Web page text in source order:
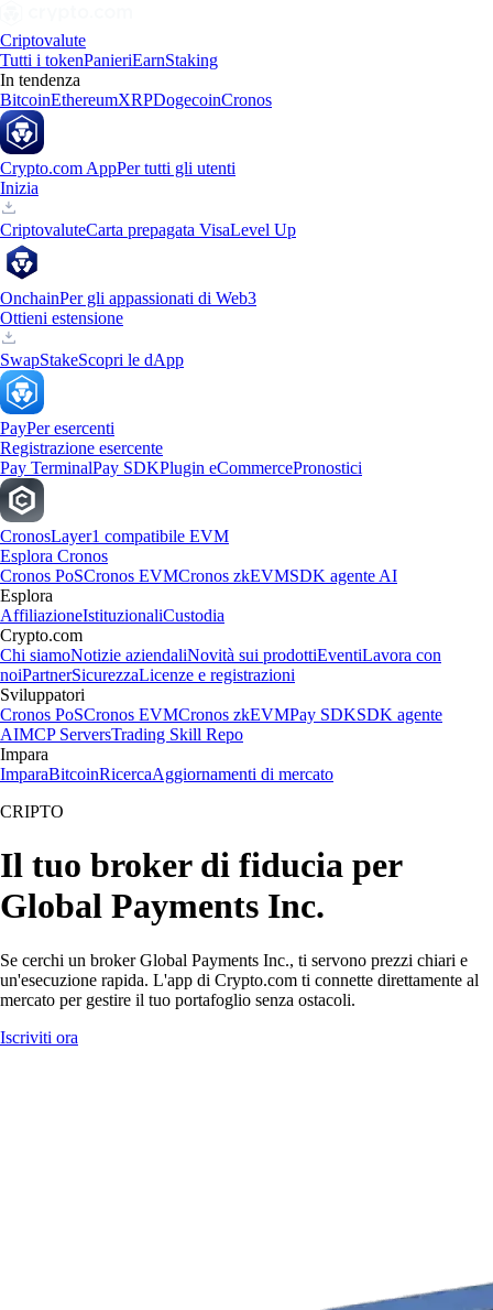
Criptovalute
Tutti i tokenPanieriEarnStaking
In tendenza
BitcoinEthereumXRPDogecoinCronos
Crypto.com AppPer tutti gli utenti
Inizia
CriptovaluteCarta prepagata VisaLevel Up
OnchainPer gli appassionati di Web3
Ottieni estensione
SwapStakeScopri le dApp
PayPer esercenti
Registrazione esercente
Pay TerminalPay SDKPlugin eCommercePronostici
CronosLayer1 compatibile EVM
Esplora Cronos
Cronos PoSCronos EVMCronos zkEVMSDK agente AI
Esplora
AffiliazioneIstituzionaliCustodia
Crypto.com
Chi siamoNotizie aziendaliNovità sui prodottiEventiLavora con
noiPartnerSicurezzaLicenze e registrazioni
Sviluppatori
Cronos PoSCronos EVMCronos zkEVMPay SDKSDK agente
AIMCP ServersTrading Skill Repo
Impara
ImparaBitcoinRicercaAggiornamenti di mercato
CRIPTO
Il tuo broker di fiducia per
Global Payments Inc.
Se cerchi un broker Global Payments Inc., ti servono prezzi chiari e
un'esecuzione rapida. L'app di Crypto.com ti connette direttamente al
mercato per gestire il tuo portafoglio senza ostacoli.
Iscriviti ora